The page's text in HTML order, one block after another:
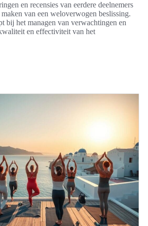
en recensies van eerdere deelnemers
van een weloverwogen beslissing.
bij het managen van verwachtingen en
en effectiviteit van het